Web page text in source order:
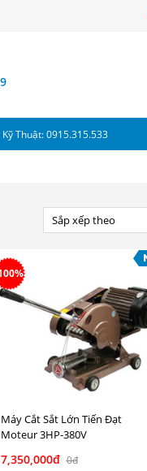
Kỹ Thuật: 0915.315.533
Sắp xếp theo
Máy Cắt Sắt Lớn Tiến Đạt
Moteur 3HP-380V
7,350,000đ 0đ